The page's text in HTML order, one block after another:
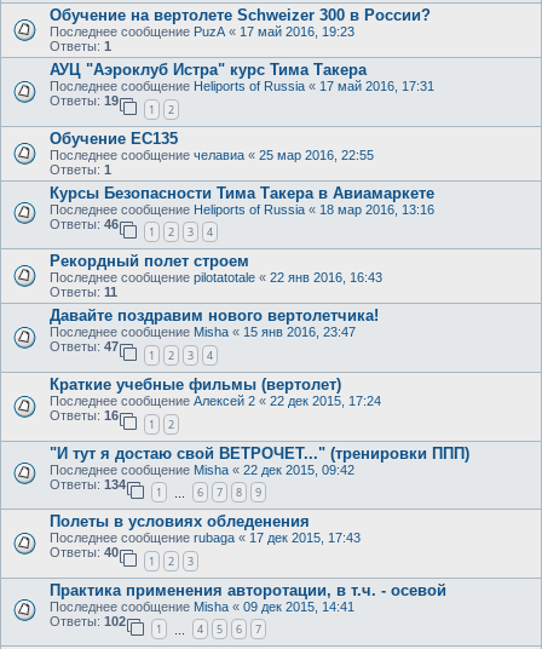
Обучение на вертолете Schweizer 300 в России?
Последнее сообщение PuzA « 17 май 2016, 19:23
Ответы: 1
АУЦ "Аэроклуб Истра" курс Тима Такера
Последнее сообщение Heliports of Russia « 17 май 2016, 17:31
Ответы: 19
1 2
Обучение EC135
Последнее сообщение челавиа « 25 мар 2016, 22:55
Ответы: 1
Курсы Безопасности Тима Такера в Авиамаркете
Последнее сообщение Heliports of Russia « 18 мар 2016, 13:16
Ответы: 46
1 2 3 4
Рекордный полет строем
Последнее сообщение pilotatotale « 22 янв 2016, 16:43
Ответы: 11
Давайте поздравим нового вертолетчика!
Последнее сообщение Misha « 15 янв 2016, 23:47
Ответы: 47
1 2 3 4
Краткие учебные фильмы (вертолет)
Последнее сообщение Алексей 2 « 22 дек 2015, 17:24
Ответы: 16
1 2
"И тут я достаю свой ВЕТРОЧЕТ..." (тренировки ППП)
Последнее сообщение Misha « 22 дек 2015, 09:42
Ответы: 134
1 6 7 8 9
Полеты в условиях обледенения
Последнее сообщение rubaga « 17 дек 2015, 17:43
Ответы: 40
1 2 3
Практика применения авторотации, в т.ч. - осевой
Последнее сообщение Misha « 09 дек 2015, 14:41
Ответы: 102
1 4 5 6 7